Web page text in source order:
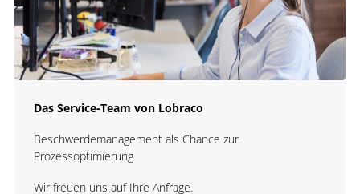
Das Service-Team von Lobraco
Beschwerdemanagement als Chance zur
Prozessoptimierung
Wir freuen uns auf Ihre Anfrage.